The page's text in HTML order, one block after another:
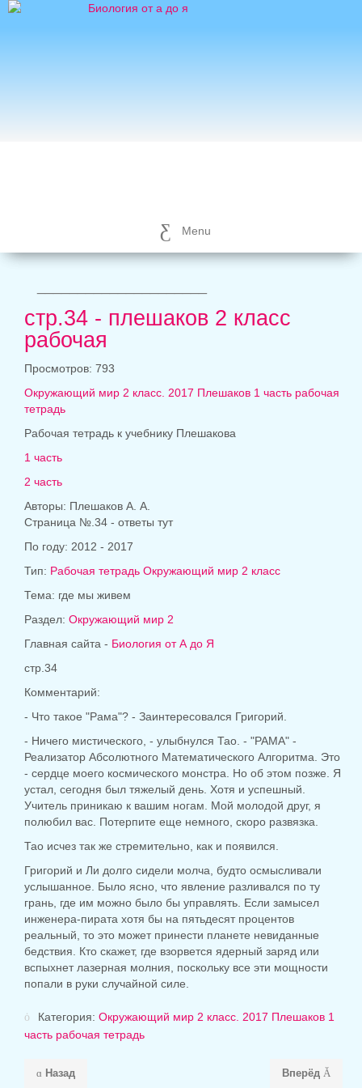
Menu
стр.34 - плешаков 2 класс
рабочая
Просмотров: 793
Окружающий мир 2 класс. 2017 Плешаков 1 часть рабочая
тетрадь
Рабочая тетрадь к учебнику Плешакова
1 часть
2 часть
Авторы: Плешаков А. А.
Страница №.34 - ответы тут
По году: 2012 - 2017
Тип: Рабочая тетрадь Окружающий мир 2 класс
Тема: где мы живем
Раздел: Окружающий мир 2
Главная сайта - Биология от А до Я
стр.34
Комментарий:
- Что такое "Рама"? - Заинтересовался Григорий.
- Ничего мистического, - улыбнулся Тао. - "РАМА" -
Реализатор Абсолютного Математического Алгоритма. Это
- сердце моего космического монстра. Но об этом позже. Я
устал, сегодня был тяжелый день. Хотя и успешный.
Учитель приникаю к ​​вашим ногам. Мой молодой друг, я
полюбил вас. Потерпите еще немного, скоро развязка.
Тао исчез так же стремительно, как и появился.
Григорий и Ли долго сидели молча, будто осмысливали
услышанное. Было ясно, что явление разливался по ту
грань, где им можно было бы управлять. Если замысел
инженера-пирата хотя бы на пятьдесят процентов
реальный, то это может принести планете невиданные
бедствия. Кто скажет, где взорвется ядерный заряд или
вспыхнет лазерная молния, поскольку все эти мощности
попали в руки случайной силе.
Категория: Окружающий мир 2 класс. 2017 Плешаков 1
часть рабочая тетрадь
Назад Вперёд